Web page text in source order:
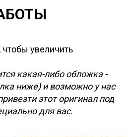
увеличить
какая-либо обложка -
ниже) и возможно у нас
этот оригинал под
для вас.